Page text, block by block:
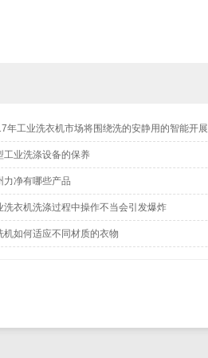
年工业洗衣机市场将围绕洗的安静用的智能开展
工业洗涤设备的保养
力净有哪些产品
洗衣机洗涤过程中操作不当会引发爆炸
机如何适应不同材质的衣物